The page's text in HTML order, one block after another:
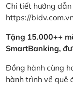
Chi tiết hướng
https://
Tặng 15.000++
SmartBanking,
Đồng hành cùng
hành trình về quê